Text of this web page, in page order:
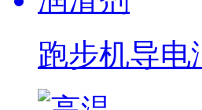
跑步机导